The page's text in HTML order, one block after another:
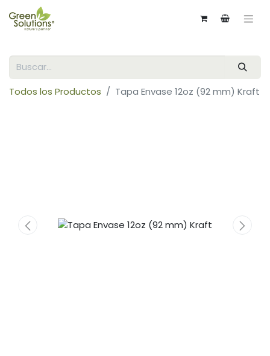
Todos los Productos Tapa Envase 12oz (92 mm) Kraft